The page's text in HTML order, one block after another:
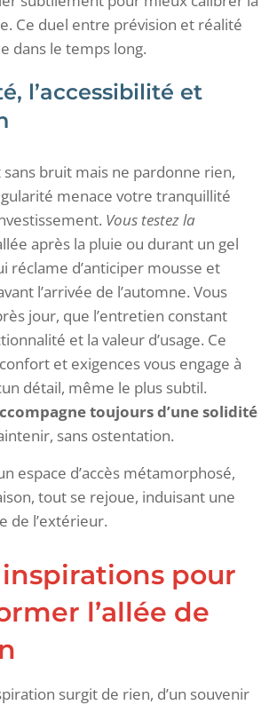
Ce duel entre prévision et réalité
dans le temps long.
l’accessibilité et
sans bruit mais ne pardonne rien,
menace votre tranquillité
Vous testez la
après la pluie ou durant un gel
réclame d’anticiper mousse et
l’arrivée de l’automne. Vous
jour, que l’entretien constant
et la valeur d’usage. Ce
et exigences vous engage à
détail, même le plus subtil.
toujours d’une solidité
sans ostentation.
espace d’accès métamorphosé,
tout se rejoue, induisant une
de l’extérieur.
inspirations pour
l’allée de
surgit de rien, d’un souvenir